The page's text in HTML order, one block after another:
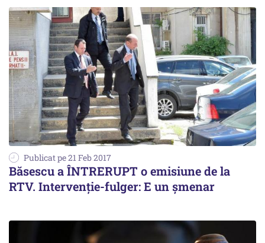
Publicat pe 21 Feb 2017
Băsescu a ÎNTRERUPT o emisiune de la
RTV. Intervenție-fulger: E un șmenar